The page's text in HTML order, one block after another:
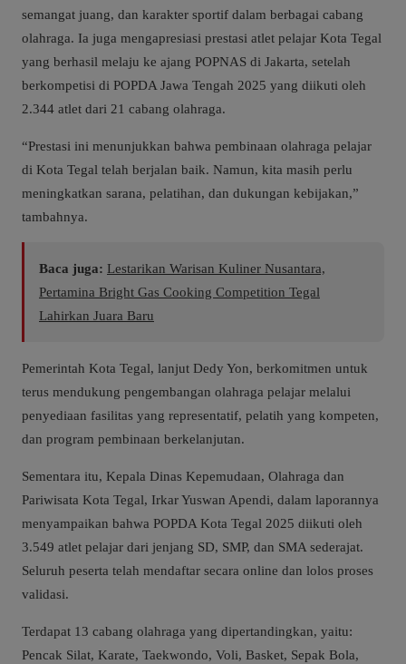
semangat juang, dan karakter sportif dalam berbagai cabang
olahraga. Ia juga mengapresiasi prestasi atlet pelajar Kota Tegal
yang berhasil melaju ke ajang POPNAS di Jakarta, setelah
berkompetisi di POPDA Jawa Tengah 2025 yang diikuti oleh
2.344 atlet dari 21 cabang olahraga.
“Prestasi ini menunjukkan bahwa pembinaan olahraga pelajar
di Kota Tegal telah berjalan baik. Namun, kita masih perlu
meningkatkan sarana, pelatihan, dan dukungan kebijakan,”
tambahnya.
Baca juga: Lestarikan Warisan Kuliner Nusantara,
Pertamina Bright Gas Cooking Competition Tegal
Lahirkan Juara Baru
Pemerintah Kota Tegal, lanjut Dedy Yon, berkomitmen untuk
terus mendukung pengembangan olahraga pelajar melalui
penyediaan fasilitas yang representatif, pelatih yang kompeten,
dan program pembinaan berkelanjutan.
Sementara itu, Kepala Dinas Kepemudaan, Olahraga dan
Pariwisata Kota Tegal, Irkar Yuswan Apendi, dalam laporannya
menyampaikan bahwa POPDA Kota Tegal 2025 diikuti oleh
3.549 atlet pelajar dari jenjang SD, SMP, dan SMA sederajat.
Seluruh peserta telah mendaftar secara online dan lolos proses
validasi.
Terdapat 13 cabang olahraga yang dipertandingkan, yaitu:
Pencak Silat, Karate, Taekwondo, Voli, Basket, Sepak Bola,